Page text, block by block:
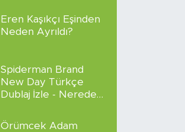
Eren Kaşıkçı Eşinden
Neden Ayrıldı?
Spiderman Brand
New Day Türkçe
Dublaj İzle - Nereden
Örümcek Adam